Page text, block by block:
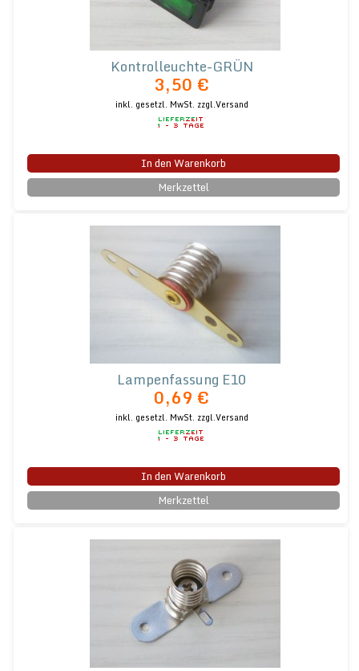
Kontrolleuchte-GRÜN
3,50 €
inkl. gesetzl. MwSt. zzgl.Versand
In den Warenkorb
Merkzettel
Lampenfassung E10
0,69 €
inkl. gesetzl. MwSt. zzgl.Versand
In den Warenkorb
Merkzettel